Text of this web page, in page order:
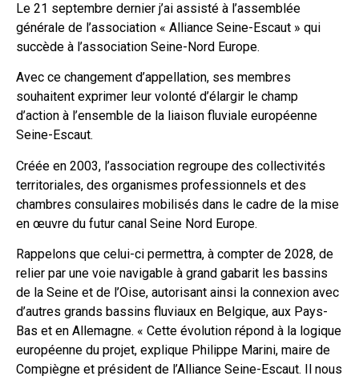
Le 21 septembre dernier j’ai assisté à l’assemblée
générale de l’association « Alliance Seine-Escaut » qui
succède à l’association Seine-Nord Europe.
Avec ce changement d’appellation, ses membres
souhaitent exprimer leur volonté d’élargir le champ
d’action à l’ensemble de la liaison fluviale européenne
Seine-Escaut.
Créée en 2003, l’association regroupe des collectivités
territoriales, des organismes professionnels et des
chambres consulaires mobilisés dans le cadre de la mise
en œuvre du futur canal Seine Nord Europe.
Rappelons que celui-ci permettra, à compter de 2028, de
relier par une voie navigable à grand gabarit les bassins
de la Seine et de l’Oise, autorisant ainsi la connexion avec
d’autres grands bassins fluviaux en Belgique, aux Pays-
Bas et en Allemagne. « Cette évolution répond à la logique
européenne du projet, explique Philippe Marini, maire de
Compiègne et président de l’Alliance Seine-Escaut. Il nous